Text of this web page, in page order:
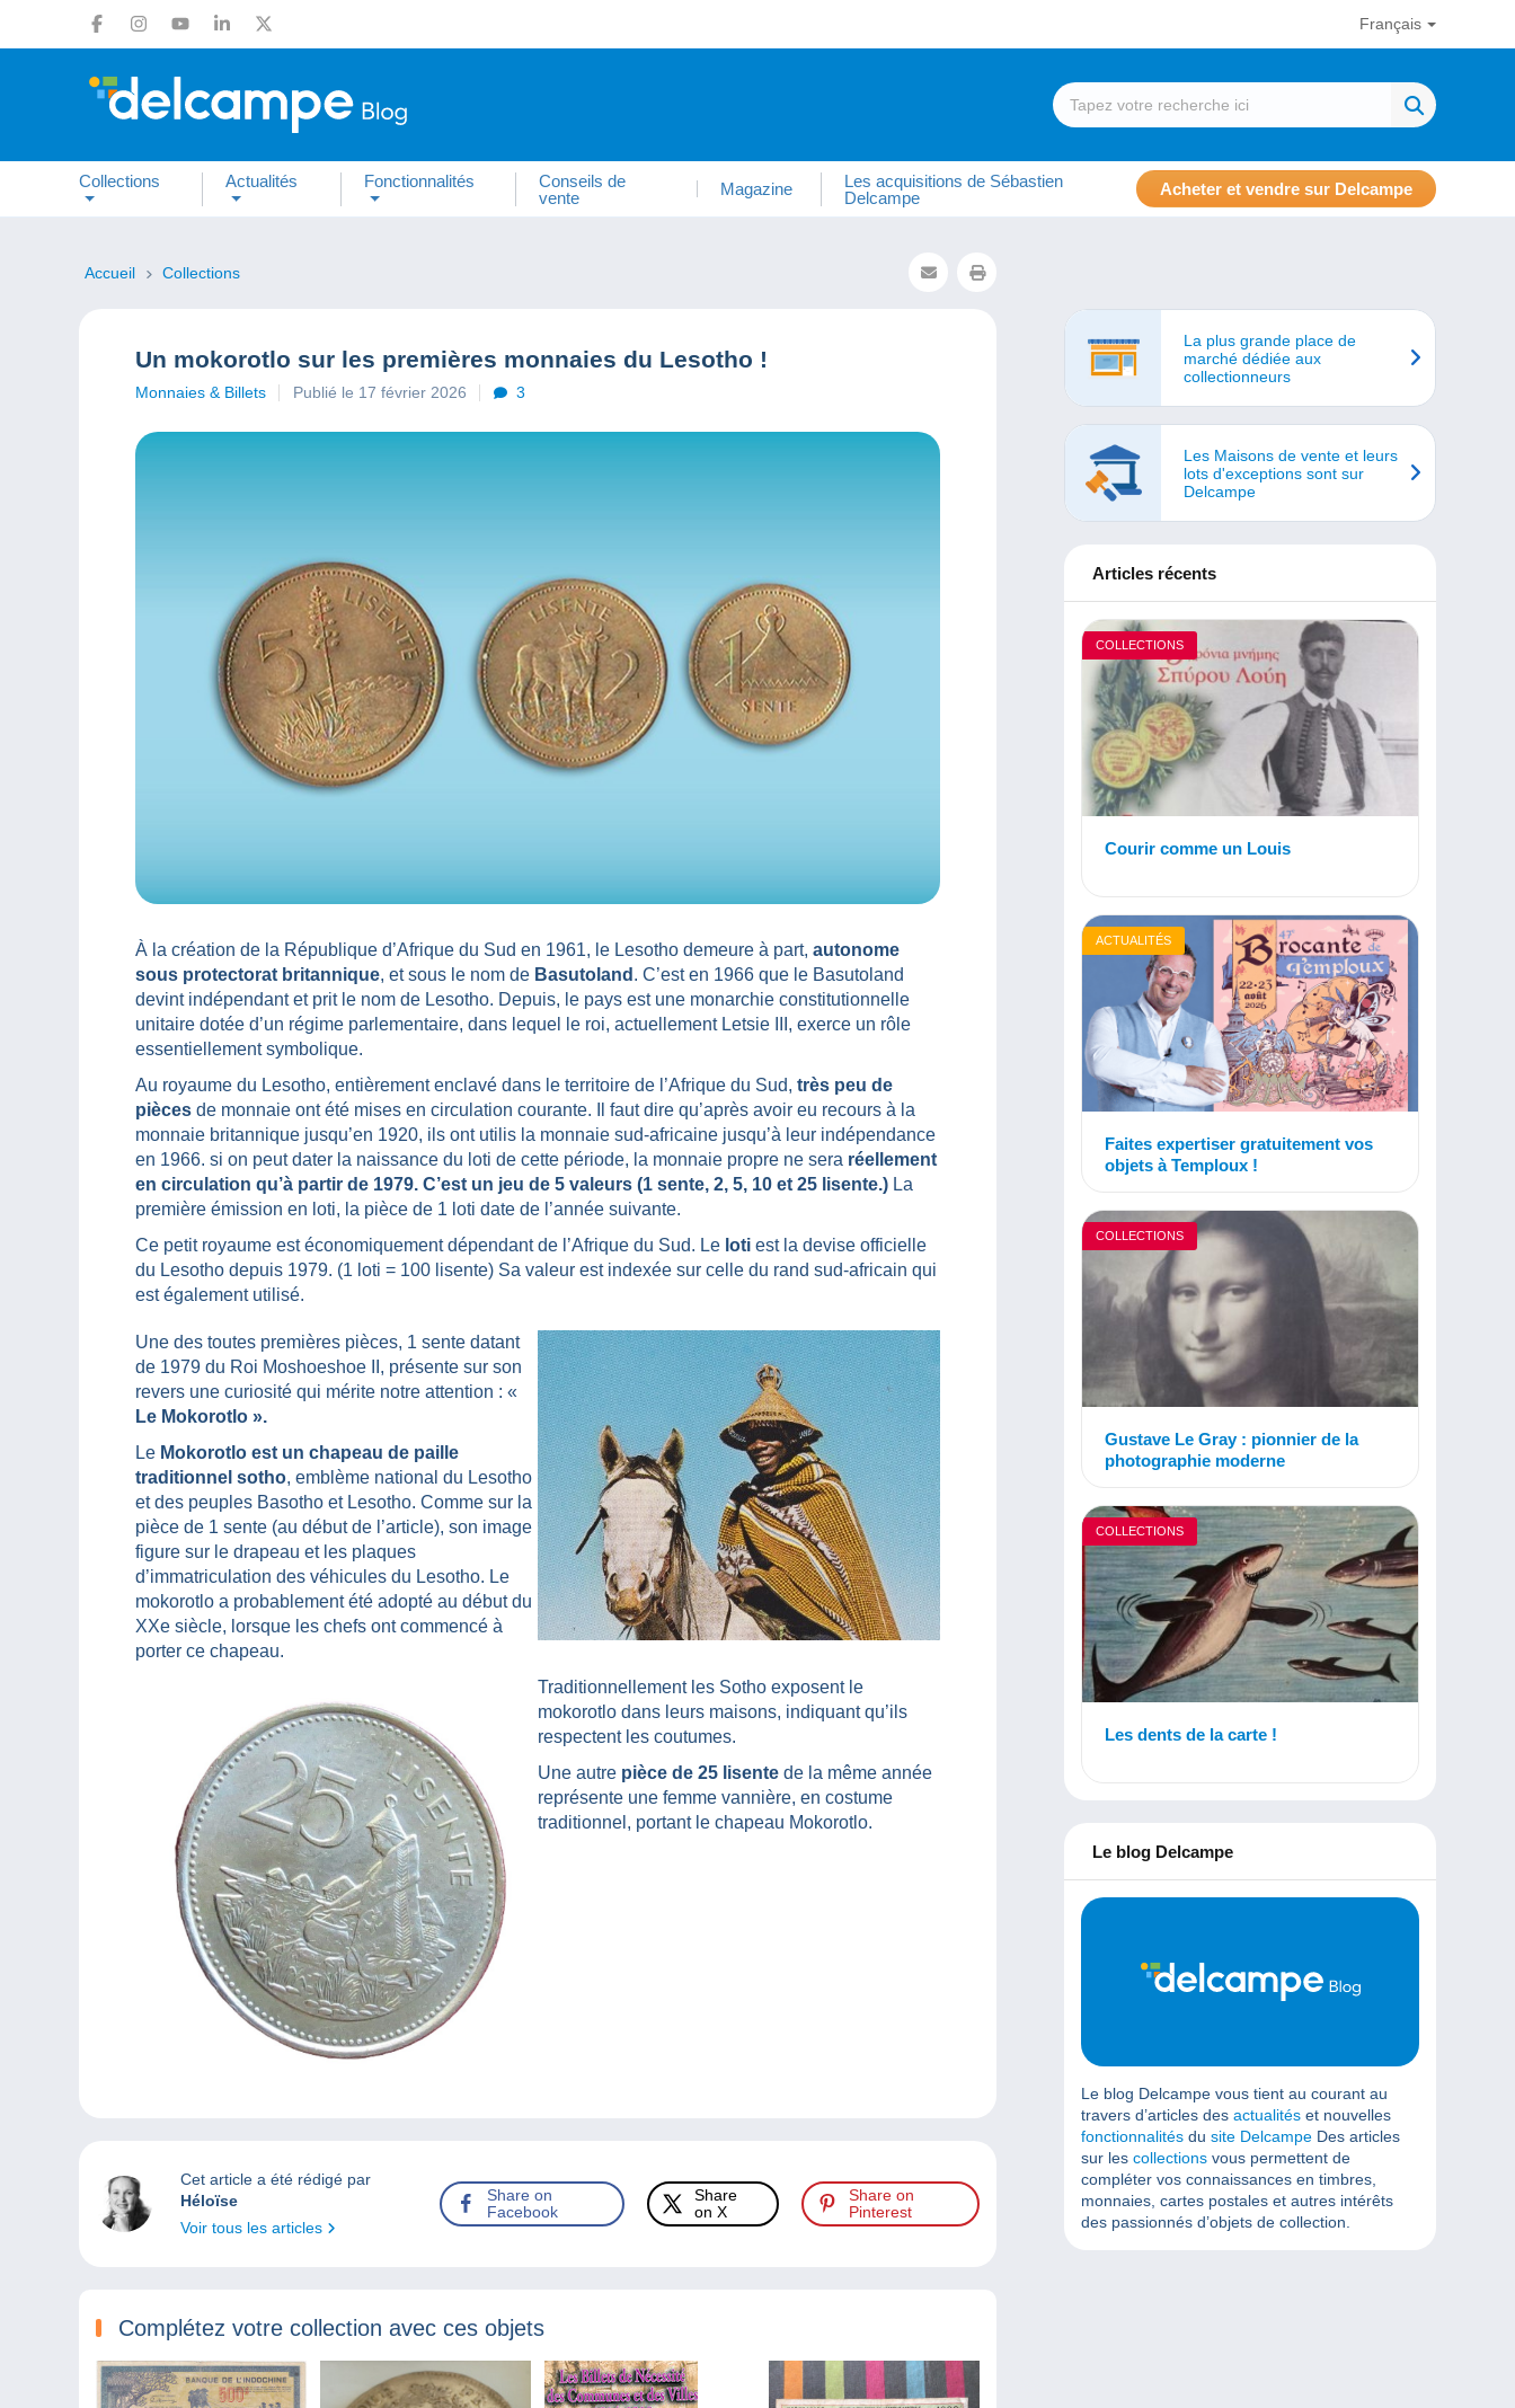
Français
Collections Actualités Fonctionnalités
Conseils de
vente
Magazine
Les acquisitions de Sébastien
Delcampe
Acheter et vendre sur Delcampe
Accueil Collections
Un mokorotlo sur les premières monnaies du Lesotho !
Monnaies & Billets Publié le 17 février 2026 3
À la création de la République d’Afrique du Sud en 1961, le Lesotho demeure à part, autonome
sous protectorat britannique, et sous le nom de Basutoland . C’est en 1966 que le Basutoland
devint indépendant et prit le nom de Lesotho. Depuis, le pays est une monarchie constitutionnelle
unitaire dotée d’un régime parlementaire, dans lequel le roi, actuellement Letsie III, exerce un rôle
essentiellement symbolique.
Au royaume du Lesotho, entièrement enclavé dans le territoire de l’Afrique du Sud, très peu de
pièces de monnaie ont été mises en circulation courante. Il faut dire qu’après avoir eu recours à la
monnaie britannique jusqu’en 1920, ils ont utilis la monnaie sud-africaine jusqu’à leur indépendance
en 1966. si on peut dater la naissance du loti de cette période, la monnaie propre ne sera réellement
en circulation qu’à partir de 1979. C’est un jeu de 5 valeurs (1 sente, 2, 5, 10 et 25 lisente.) La
première émission en loti, la pièce de 1 loti date de l’année suivante.
Ce petit royaume est économiquement dépendant de l’Afrique du Sud. Le loti est la devise officielle
du Lesotho depuis 1979. (1 loti = 100 lisente) Sa valeur est indexée sur celle du rand sud-africain qui
est également utilisé.
Une des toutes premières pièces, 1 sente datant
de 1979 du Roi Moshoeshoe II, présente sur son
revers une curiosité qui mérite notre attention : «
Le Mokorotlo ».
Le Mokorotlo est un chapeau de paille
traditionnel sotho, emblème national du Lesotho
et des peuples Basotho et Lesotho. Comme sur la
pièce de 1 sente (au début de l’article), son image
figure sur le drapeau et les plaques
d’immatriculation des véhicules du Lesotho. Le
mokorotlo a probablement été adopté au début du
XXe siècle, lorsque les chefs ont commencé à
porter ce chapeau.
Traditionnellement les Sotho exposent le
mokorotlo dans leurs maisons, indiquant qu’ils
respectent les coutumes.
Une autre pièce de 25 lisente de la même année
représente une femme vannière, en costume
traditionnel, portant le chapeau Mokorotlo.
Cet article a été rédigé par
Héloïse
Voir tous les articles
Share on
Facebook
Share
on X
Share on
Pinterest
Complétez votre collection avec ces objets
La plus grande place de
marché dédiée aux
collectionneurs
Les Maisons de vente et leurs
lots d'exceptions sont sur
Delcampe
Articles récents
COLLECTIONS
Courir comme un Louis
ACTUALITÉS
Faites expertiser gratuitement vos
objets à Temploux !
COLLECTIONS
Gustave Le Gray : pionnier de la
photographie moderne
COLLECTIONS
Les dents de la carte !
Le blog Delcampe
Le blog Delcampe vous tient au courant au
travers d’articles des actualités et nouvelles
fonctionnalités du site Delcampe Des articles
sur les collections vous permettent de
compléter vos connaissances en timbres,
monnaies, cartes postales et autres intérêts
des passionnés d’objets de collection.